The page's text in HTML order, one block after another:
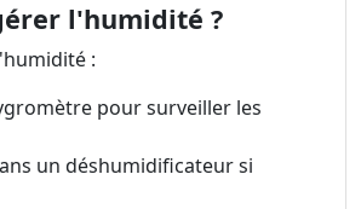
l'humidité ?
:
pour surveiller les
un déshumidificateur si